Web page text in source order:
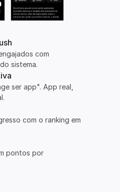
com
sistema.
ser app". App real,
com o ranking em
pontos por